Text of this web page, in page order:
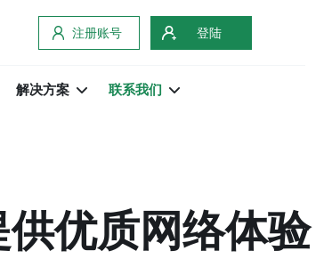
注册账号 登陆
解决方案 联系我们
优质网络体验